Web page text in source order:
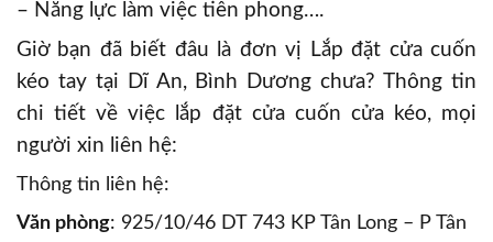
– Năng lực làm việc tiên phong….
Giờ bạn đã biết đâu là đơn vị Lắp đặt cửa cuốn
kéo tay tại Dĩ An, Bình Dương chưa? Thông tin
chi tiết về việc lắp đặt cửa cuốn cửa kéo, mọi
người xin liên hệ:
Thông tin liên hệ:
Văn phòng: 925/10/46 DT 743 KP Tân Long – P Tân